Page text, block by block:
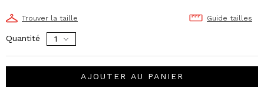
Trouver la taille Guide tailles
Quantité
AJOUTER AU PANIER